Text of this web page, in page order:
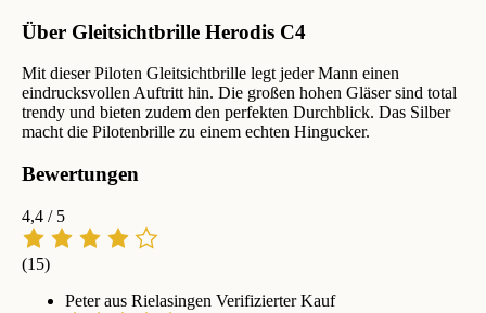
Über Gleitsichtbrille Herodis C4
Mit dieser Piloten Gleitsichtbrille legt jeder Mann einen
eindrucksvollen Auftritt hin. Die großen hohen Gläser sind total
trendy und bieten zudem den perfekten Durchblick. Das Silber
macht die Pilotenbrille zu einem echten Hingucker.
Bewertungen
4,4 / 5
(15)
Peter aus Rielasingen Verifizierter Kauf